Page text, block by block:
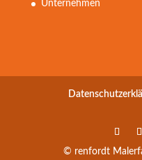
Unternehmen
© renfordt